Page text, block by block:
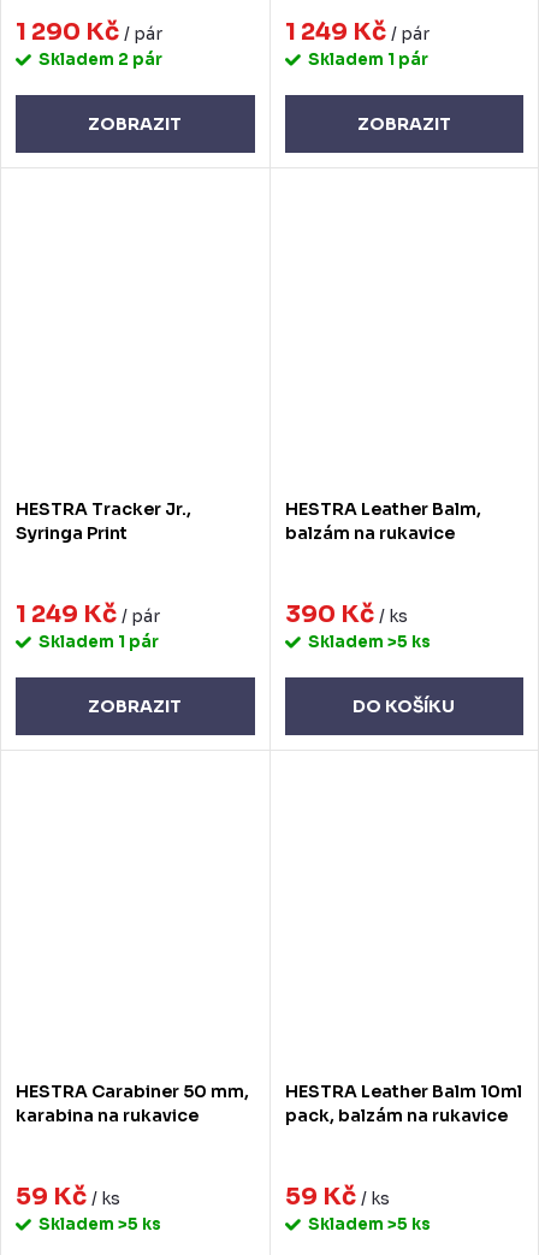
1 290 Kč / pár
Skladem 2 pár
ZOBRAZIT
1 249 Kč / pár
Skladem 1 pár
ZOBRAZIT
HESTRA Tracker Jr.,
Syringa Print
1 249 Kč / pár
Skladem 1 pár
ZOBRAZIT
HESTRA Leather Balm,
balzám na rukavice
390 Kč / ks
Skladem >5 ks
DO KOŠÍKU
HESTRA Carabiner 50 mm,
karabina na rukavice
59 Kč / ks
Skladem >5 ks
HESTRA Leather Balm 10ml
pack, balzám na rukavice
59 Kč / ks
Skladem >5 ks